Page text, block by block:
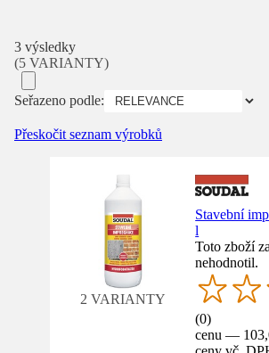
3 výsledky
(5 VARIANTY)
Seřazeno podle:
Přeskočit seznam výrobků
2 VARIANTY
Stavební
l
Toto zboží
nehodnotil.
(0)
cenu —